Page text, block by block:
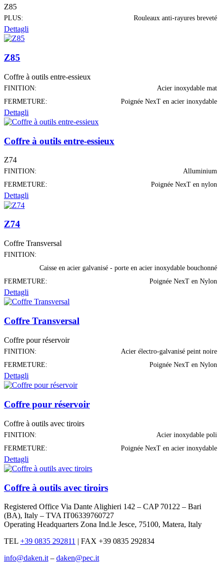
Z85
PLUS: Rouleaux anti-rayures breveté
Dettagli
Z85
Coffre à outils entre-essieux
FINITION:
Acier inoxydable mat
FERMETURE:
Poignée NexT en acier inoxydable
Dettagli
Coffre à outils entre-essieux
Z74
FINITION:
Alluminium
FERMETURE:
Poignée NexT en nylon
Dettagli
Z74
Coffre Transversal
FINITION:
Caisse en acier galvanisé - porte en acier inoxydable bouchonné
FERMETURE:
Poignée NexT en Nylon
Dettagli
Coffre Transversal
Coffre pour réservoir
FINITION:
Acier électro-galvanisé peint noire
FERMETURE:
Poignée NexT en Nylon
Dettagli
Coffre pour réservoir
Coffre à outils avec tiroirs
FINITION:
Acier inoxydable poli
FERMETURE:
Poignée NexT en acier inoxydable
Dettagli
Coffre à outils avec tiroirs
Registered Office Via Dante Alighieri 142 – CAP 70122 – Bari
(BA), Italy – TVA IT06339760727
Operating Headquarters Zona Ind.le Jesce, 75100, Matera, Italy
TEL +39 0835 292811 | FAX +39 0835 292834
info@daken.it – daken@pec.it